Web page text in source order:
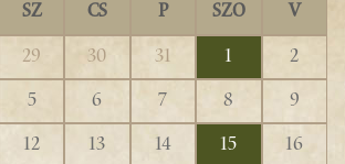
SZ CS P SZO V
29 30 31 1
2
5 6 7 8
9
12 13 14 15
16